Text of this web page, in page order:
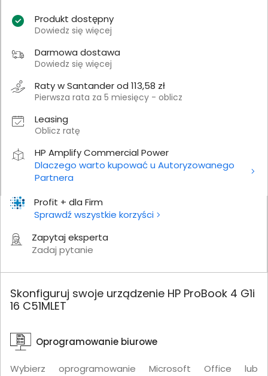
Profit + dla Firm
Sprawdź wszystkie korzyści
Zapytaj eksperta
Zadaj pytanie
Produkt dostępny
Dowiedz się więcej
Darmowa dostawa
Dowiedz się więcej
Raty w Santander od 113,58 zł
Pierwsza rata za 5 miesięcy - oblicz
Leasing
Oblicz ratę
HP Amplify Commercial Power
Dlaczego warto kupować u Autoryzowanego
Partnera
Skonfiguruj swoje urządzenie HP ProBook 4 G1i
16 C51MLET
Oprogramowanie biurowe
Wybierz oprogramowanie Microsoft Office lub